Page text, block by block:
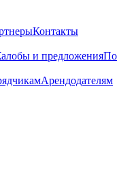
Контакты
и предложения
Арендодателям